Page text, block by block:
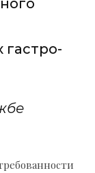
гастро-